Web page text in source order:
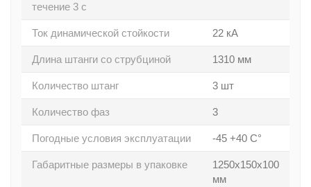
течение 3 с
Ток динамической стойкости 22 кА
Длина штанги со струбциной 1310 мм
Количество штанг 3 шт
Количество фаз 3
Погодные условия эксплуатации -45 +40 С°
Габаритные размеры в упаковке
1250x150x100
мм